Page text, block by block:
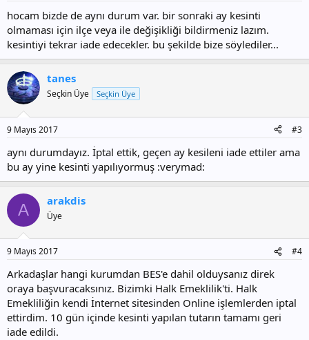
hocam bizde de aynı durum var. bir sonraki ay kesinti
olmaması için ilçe veya ile değişikliği bildirmeniz lazım.
kesintiyi tekrar iade edecekler. bu şekilde bize söylediler...
tanes
Seçkin Üye Seçkin Üye
9 Mayıs 2017 #3
aynı durumdayız. İptal ettik, geçen ay kesileni iade ettiler ama
bu ay yine kesinti yapılıyormuş :verymad:
A arakdis
Üye
9 Mayıs 2017 #4
Arkadaşlar hangi kurumdan BES'e dahil olduysanız direk
oraya başvuracaksınız. Bizimki Halk Emeklilik'ti. Halk
Emekliliğin kendi İnternet sitesinden Online işlemlerden iptal
ettirdim. 10 gün içinde kesinti yapılan tutarın tamamı geri
iade edildi.